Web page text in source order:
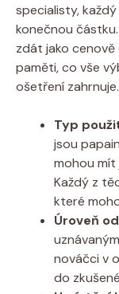
specialisty,
konečnou
zdát jako
paměti, co vše
ošetření zahrnuje.
Typ
jsou
mohou mít
Každý z
které
Úroveň
nováčci v
do